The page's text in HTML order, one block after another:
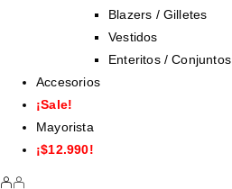
Blazers / Gilletes
Vestidos
Enteritos / Conjuntos
Accesorios
¡Sale!
Mayorista
¡$12.990!